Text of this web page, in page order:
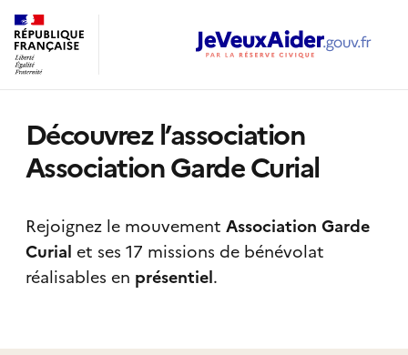
Découvrez l’association
Association Garde Curial
Rejoignez le mouvement Association Garde
Curial et ses 17 missions de bénévolat
réalisables en présentiel.